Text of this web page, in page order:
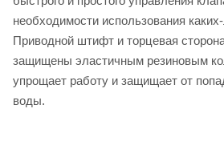
необходимости использования
Приводной штифт и торцевая
защищены эластичным резиновым
упрощает работу и защищает от
воды.